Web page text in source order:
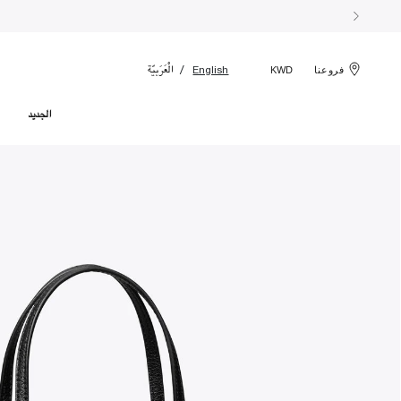
فروعنا KWD
English الْعَرَبيّة
الجديد